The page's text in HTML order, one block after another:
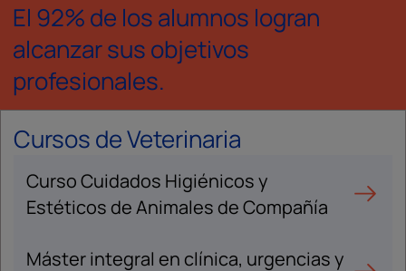
El 92% de los alumnos logran
alcanzar sus objetivos
profesionales.
Cursos de Veterinaria
Curso Cuidados Higiénicos y
Estéticos de Animales de Compañía
Máster integral en clínica, urgencias y